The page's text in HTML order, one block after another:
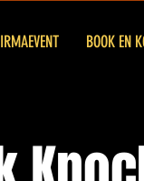
BOOK EN